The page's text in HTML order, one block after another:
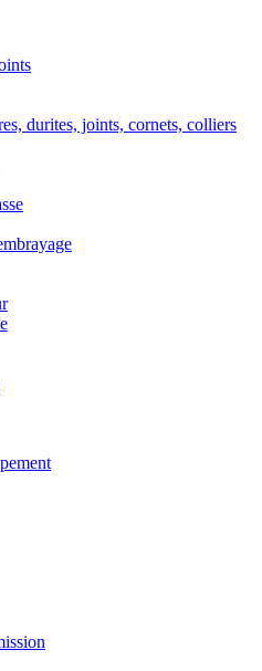
durites, joints, cornets, colliers